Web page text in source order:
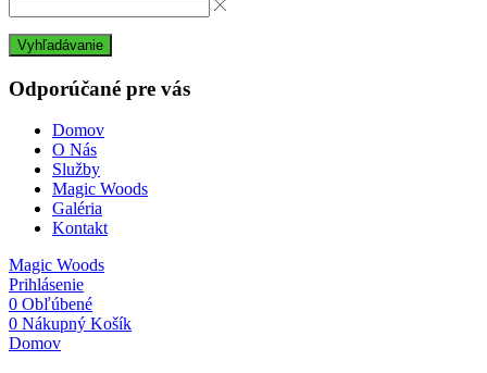
Vyhľadávanie
Odporúčané pre vás
Domov
O Nás
Služby
Magic Woods
Galéria
Kontakt
Magic Woods
Prihlásenie
0 Obľúbené
0 Nákupný Košík
Domov